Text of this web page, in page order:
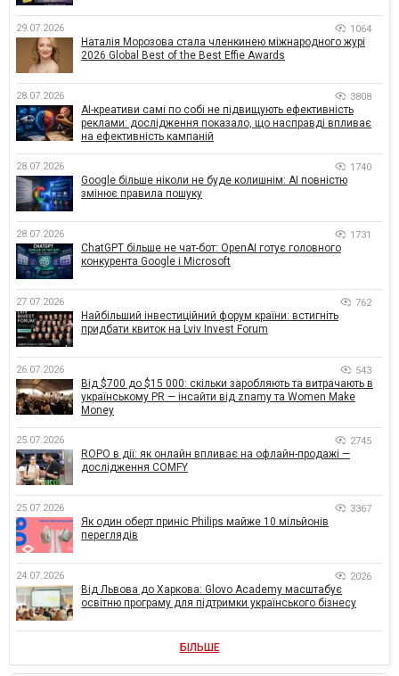
29.07.2026 1064
Наталія Морозова стала членкинею міжнародного журі
2026 Global Best of the Best Effie Awards
28.07.2026 3808
AI-креативи самі по собі не підвищують ефективність
реклами: дослідження показало, що насправді впливає
на ефективність кампаній
28.07.2026 1740
Google більше ніколи не буде колишнім: AI повністю
змінює правила пошуку
28.07.2026 1731
ChatGPT більше не чат-бот: OpenAI готує головного
конкурента Google і Microsoft
27.07.2026 762
Найбільший інвестиційний форум країни: встигніть
придбати квиток на Lviv Invest Forum
26.07.2026 543
Від $700 до $15 000: скільки заробляють та витрачають в
українському PR — інсайти від znamy та Women Make
Money
25.07.2026 2745
ROPO в дії: як онлайн впливає на офлайн-продажі —
дослідження COMFY
25.07.2026 3367
Як один оберт приніс Philips майже 10 мільйонів
переглядів
24.07.2026 2026
Від Львова до Харкова: Glovo Academy масштабує
освітню програму для підтримки українського бізнесу
БІЛЬШЕ